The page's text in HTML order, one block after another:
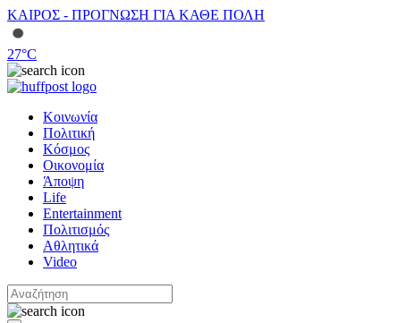
ΚΑΙΡΟΣ - ΠΡΟΓΝΩΣΗ ΓΙΑ ΚΑΘΕ ΠΟΛΗ
27°C
Κοινωνία
Πολιτική
Κόσμος
Οικονομία
Άποψη
Life
Entertainment
Πολιτισμός
Αθλητικά
Video